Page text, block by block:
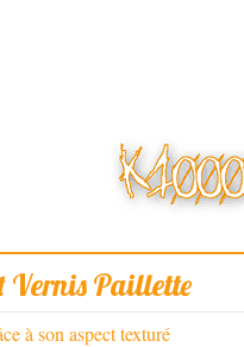
Vernis Paillette
à son aspect texturé